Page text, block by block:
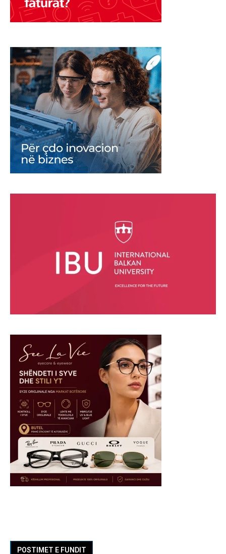
POSTIMET E FUNDIT